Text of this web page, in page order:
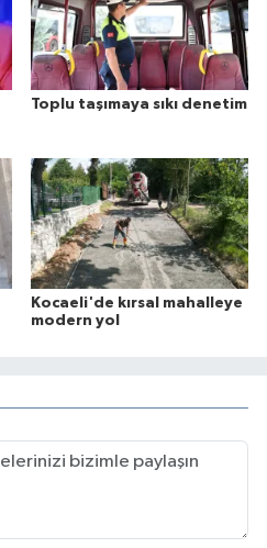
Toplu taşımaya sıkı denetim
Kocaeli'de kırsal mahalleye
modern yol